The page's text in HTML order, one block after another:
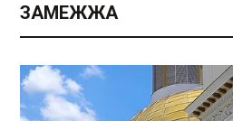
ЗАМЕЖЖА